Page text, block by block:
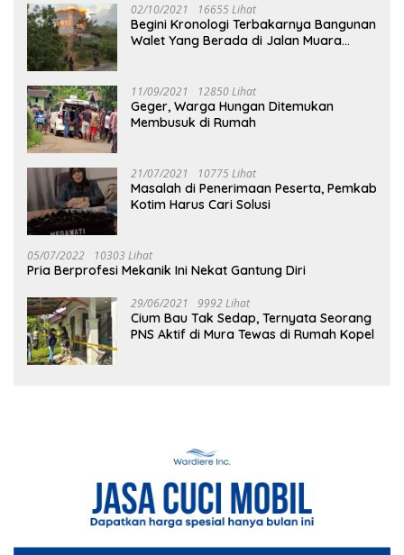
02/10/2021 16655 Lihat
Begini Kronologi Terbakarnya Bangunan
Walet Yang Berada di Jalan Muara
11/09/2021 12850 Lihat
Geger, Warga Hungan Ditemukan
Membusuk di Rumah
21/07/2021 10775 Lihat
Masalah di Penerimaan Peserta, Pemkab
Kotim Harus Cari Solusi
05/07/2022 10303 Lihat
Pria Berprofesi Mekanik Ini Nekat Gantung Diri
29/06/2021 9992 Lihat
Cium Bau Tak Sedap, Ternyata Seorang
PNS Aktif di Mura Tewas di Rumah Kopel